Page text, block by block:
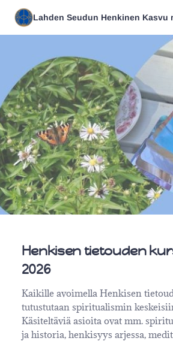
Siirry
sivun
Lahden Seudun Henkinen Kasvu
Henkisen tietouden
2026
Kaikille avoimella Henkisen
tutustutaan spiritualismin
Käsiteltäviä asioita ovat mm.
ja historia, henkisyys arjessa,